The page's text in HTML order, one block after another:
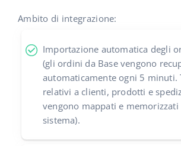
Ambito di integrazione:
Importazione automatica degli
(gli ordini da Base vengono
automaticamente ogni 5 minuti.
relativi a clienti, prodotti e
vengono mappati e
sistema).